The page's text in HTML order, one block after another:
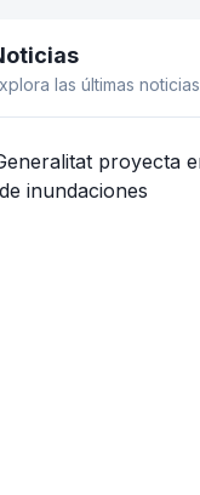
lateral
las últimas noticias